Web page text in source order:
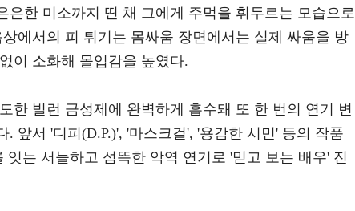
은한 미소까지 띤 채 그에게 주먹을 휘두르는 모습으로
에서의 피 튀기는 몸싸움 장면에서는 실제 싸움을 방
이 소화해 몰입감을 높였다.
한 빌런 금성제에 완벽하게 흡수돼 또 한 번의 연기 변
앞서 '디피(D.P.)', '마스크걸', '용감한 시민' 등의 작품
는 서늘하고 섬뜩한 악역 연기로 '믿고 보는 배우' 진